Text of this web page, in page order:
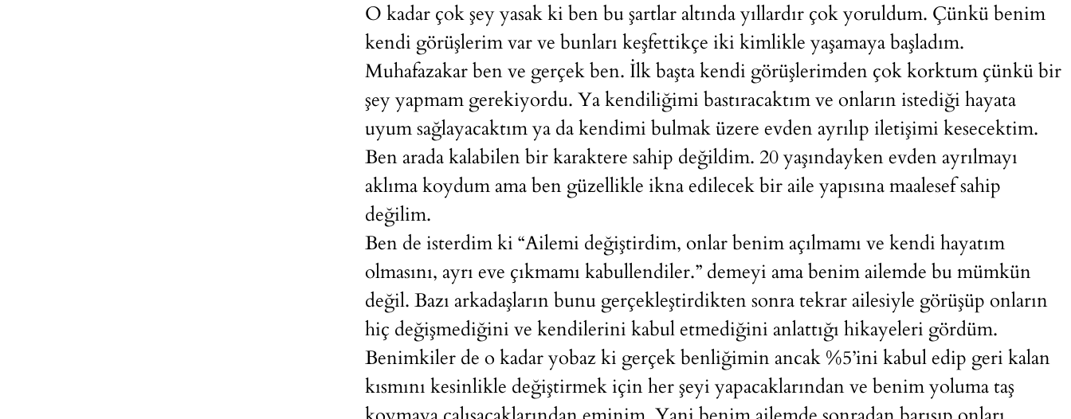
O kadar çok şey yasak ki ben bu şartlar altında yıllardır çok yoruldum. Çünkü benim
kendi görüşlerim var ve bunları keşfettikçe iki kimlikle yaşamaya başladım.
Muhafazakar ben ve gerçek ben. İlk başta kendi görüşlerimden çok korktum çünkü bir
şey yapmam gerekiyordu. Ya kendiliğimi bastıracaktım ve onların istediği hayata
uyum sağlayacaktım ya da kendimi bulmak üzere evden ayrılıp iletişimi kesecektim.
Ben arada kalabilen bir karaktere sahip değildim. 20 yaşındayken evden ayrılmayı
aklıma koydum ama ben güzellikle ikna edilecek bir aile yapısına maalesef sahip
değilim.
Ben de isterdim ki “Ailemi değiştirdim, onlar benim açılmamı ve kendi hayatım
olmasını, ayrı eve çıkmamı kabullendiler.” demeyi ama benim ailemde bu mümkün
değil. Bazı arkadaşların bunu gerçekleştirdikten sonra tekrar ailesiyle görüşüp onların
hiç değişmediğini ve kendilerini kabul etmediğini anlattığı hikayeleri gördüm.
Benimkiler de o kadar yobaz ki gerçek benliğimin ancak %5’ini kabul edip geri kalan
kısmını kesinlikle değiştirmek için her şeyi yapacaklarından ve benim yoluma taş